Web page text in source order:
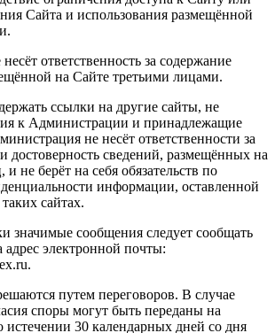
Сайта и использования размещённой
ответственность за содержание
на Сайте третьими лицами.
ссылки на другие сайты, не
к Администрации и принадлежащие
не несёт ответственности за
достоверность сведений, размещённых на
и не берёт на себя обязательств по
информации, оставленной
сайтах.
значимые сообщения следует сообщать
электронной почты:
путем переговоров. В случае
споры могут быть переданы на
истечении 30 календарных дней со дня